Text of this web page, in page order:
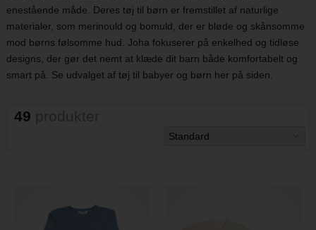
enestående måde. Deres tøj til børn er fremstillet af naturlige
materialer, som merinould og bomuld, der er bløde og skånsomme
mod børns følsomme hud. Joha fokuserer på enkelhed og tidløse
designs, der gør det nemt at klæde dit barn både komfortabelt og
smart på. Se udvalget af tøj til babyer og børn her på siden.
49